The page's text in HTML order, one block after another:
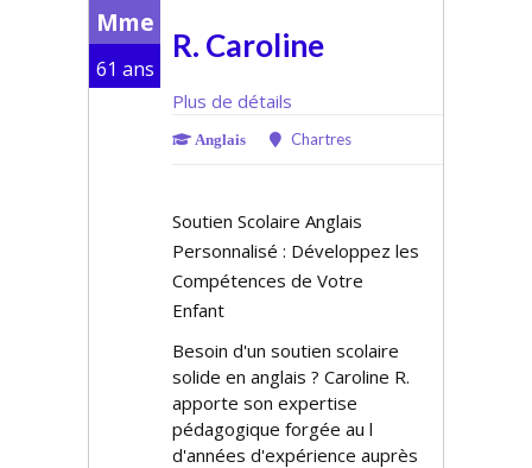
Mme
61 ans
R. Caroline
Plus de détails
Anglais Chartres
Soutien Scolaire Anglais
Personnalisé : Développez les
Compétences de Votre
Enfant
Besoin d'un soutien scolaire
solide en anglais ? Caroline R.
apporte son expertise
pédagogique forgée au fil
d'années d'expérience auprès